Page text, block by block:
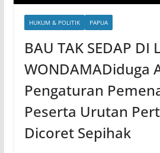
HUKUM & POLITIK PAPUA
BAU TAK SEDAP DI
WONDAMADiduga
Pengaturan
Peserta Urutan
Dicoret Sepihak